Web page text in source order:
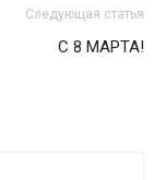
Следующая статья
С 8 МАРТА!